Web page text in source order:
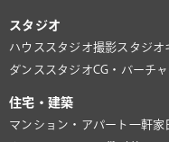
スタジオ
ハウススタジオ撮影スタジオ
ダンススタジオCG・バーチ
住宅・建築
マンション・アパート 一軒家